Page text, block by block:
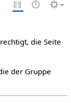
die Seite
der Gruppe